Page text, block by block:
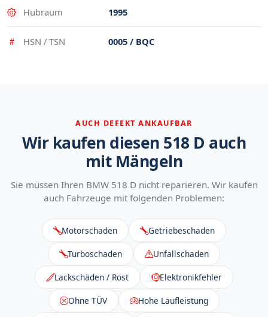
Hubraum 1995
HSN / TSN 0005 / BQC
AUCH DEFEKT ANKAUFBAR
Wir kaufen diesen 518 D auch
mit Mängeln
Sie müssen Ihren BMW 518 D nicht reparieren. Wir kaufen
auch Fahrzeuge mit folgenden Problemen:
Motorschaden Getriebeschaden
Turboschaden Unfallschaden
Lackschäden / Rost Elektronikfehler
Ohne TÜV Hohe Laufleistung